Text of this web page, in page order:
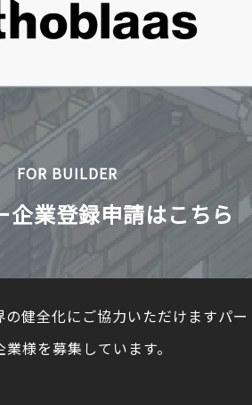
FOR BUILDER
企業登録申請はこちら
健全化にご協力いただけますパ
業様を募集しています。